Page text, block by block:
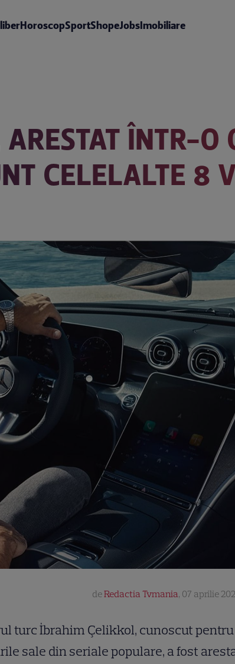
HoroscopSportShopeJobsImobiliare
ÎNTR-O
CELELALTE 8
deRedactia Tvmania, 07 aprilie
turc İbrahim Çelikkol, cunoscut pentru
sale din seriale populare, a fost